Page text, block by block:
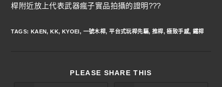
桿附近放上代表武器瘋子實品拍攝的證明???
TAGS: KAEN, KK, KYOEI, 一號木桿, 平台式玩桿先驅, 推桿, 極致手感, 鐵桿
PLEASE SHARE THIS